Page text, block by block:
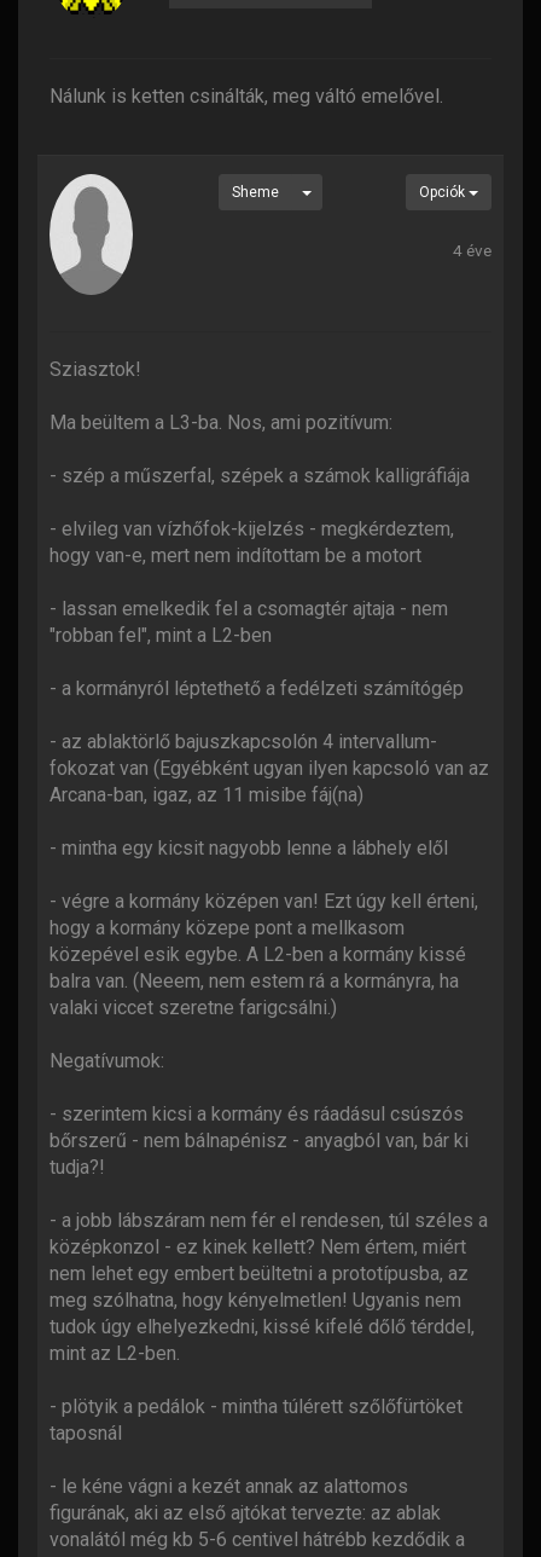
Nálunk is ketten csinálták, meg váltó emelővel.
Sheme Opciók
4 éve
Sziasztok!
Ma beültem a L3-ba. Nos, ami pozitívum:
- szép a műszerfal, szépek a számok kalligráfiája
- elvileg van vízhőfok-kijelzés - megkérdeztem,
hogy van-e, mert nem indítottam be a motort
- lassan emelkedik fel a csomagtér ajtaja - nem
"robban fel", mint a L2-ben
- a kormányról léptethető a fedélzeti számítógép
- az ablaktörlő bajuszkapcsolón 4 intervallum-
fokozat van (Egyébként ugyan ilyen kapcsoló van az
Arcana-ban, igaz, az 11 misibe fáj(na)
- mintha egy kicsit nagyobb lenne a lábhely elől
- végre a kormány középen van! Ezt úgy kell érteni,
hogy a kormány közepe pont a mellkasom
közepével esik egybe. A L2-ben a kormány kissé
balra van. (Neeem, nem estem rá a kormányra, ha
valaki viccet szeretne farigcsálni.)
Negatívumok:
- szerintem kicsi a kormány és ráadásul csúszós
bőrszerű - nem bálnapénisz - anyagból van, bár ki
tudja?!
- a jobb lábszáram nem fér el rendesen, túl széles a
középkonzol - ez kinek kellett? Nem értem, miért
nem lehet egy embert beültetni a prototípusba, az
meg szólhatna, hogy kényelmetlen! Ugyanis nem
tudok úgy elhelyezkedni, kissé kifelé dőlő térddel,
mint az L2-ben.
- plötyik a pedálok - mintha túlérett szőlőfürtöket
taposnál
- le kéne vágni a kezét annak az alattomos
figurának, aki az első ajtókat tervezte: az ablak
vonalától még kb 5-6 centivel hátrébb kezdődik a